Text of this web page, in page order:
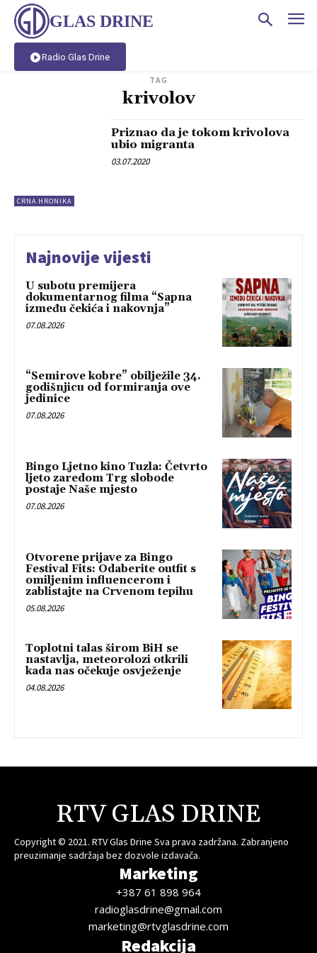
GLAS DRINE
Radio Glas Drine
TAG
krivolov
CRNA HRONIKA
Priznao da je tokom krivolova
ubio migranta
03.07.2020
Najnovije vijesti
U subotu premijera
dokumentarnog filma “Sapna
između čekića i nakovnja”
07.08.2026
“Semirove kobre” obilježile 34.
godišnjicu od formiranja ove
jedinice
07.08.2026
Bingo Ljetno kino Tuzla: Četvrto
ljeto zaredom Trg slobode
postaje Naše mjesto
07.08.2026
Otvorene prijave za Bingo
Festival Fits: Odaberite outfit s
omiljenim influencerom i
zablistajte na Crvenom tepihu
05.08.2026
Toplotni talas širom BiH se
nastavlja, meteorolozi otkrili
kada nas očekuje osvježenje
04.08.2026
RTV GLAS DRINE
Copyright © 2021. RTV Glas Drine Sva prava zadržana. Zabranjeno
preuzimanje sadržaja bez dozvole izdavača.
Marketing
+387 61 898 964
radioglasdrine@gmail.com
marketing@rtvglasdrine.com
Redakcija